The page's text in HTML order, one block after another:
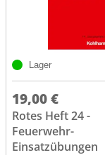
Lager
19,00 €
Rotes Heft 24 -
Feuerwehr-
Einsatzübungen